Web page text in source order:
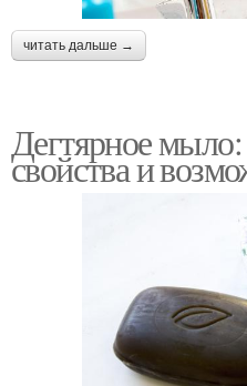
читать дальше →
Дегтярное
свойства и